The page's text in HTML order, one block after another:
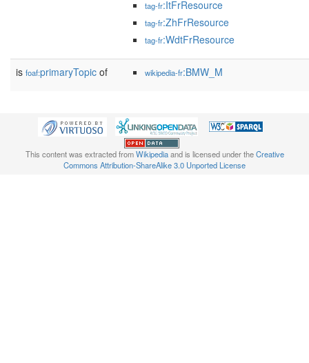
tag-fr:ItFrResource
tag-fr:ZhFrResource
tag-fr:WdtFrResource
is foaf:primaryTopic of wikipedia-fr:BMW_M
This content was extracted fromWikipediaand is licensed under theCreative
Commons Attribution-ShareAlike 3.0 Unported License